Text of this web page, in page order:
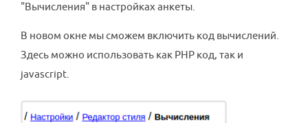
"Вычисления" в настройках анкеты.
В новом окне мы сможем включить код вычислений.
Здесь можно использовать как PHP код, так и
javascript.